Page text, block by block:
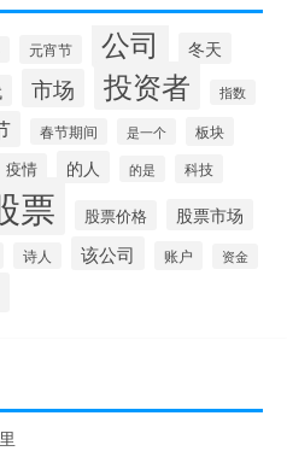
元宵节 公司 冬天
市场 投资者 指数
春节期间 是一个 板块
疫情 的人 的是 科技
票 股票价格 股票市场
诗人 该公司 账户 资金